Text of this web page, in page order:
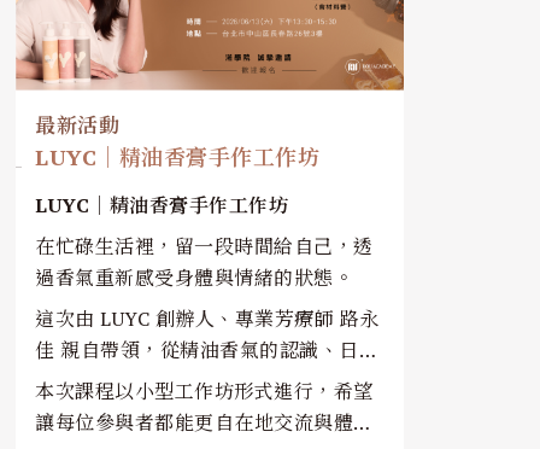
最新活動
LUYC｜精油香膏手作工作坊
LUYC｜精油香膏手作工作坊
在忙碌生活裡，留一段時間給自己，透
過香氣重新感受身體與情緒的狀態。
這次由 LUYC 創辦人、專業芳療師 路永
佳 親自帶領，從精油香氣的認識、日常
情緒照護，到親手調製專屬自己的精油
香膏，帶大家體驗一場結合香氣、美感
本次課程以小型工作坊形式進行，希望
讓每位參與者都能更自在地交流與體